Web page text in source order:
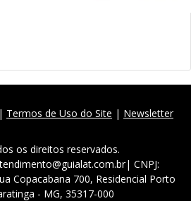
| Termos de Uso do Site | Newsletter
os direitos reservados.
CNPJ:
Copacabana 700, Residencial Porto
- MG, 35317-000